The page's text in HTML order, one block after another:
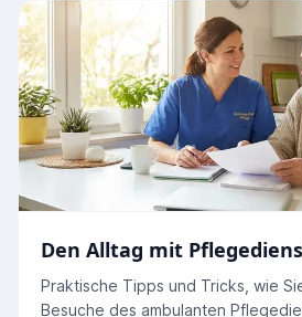
Den Alltag mit
Praktische Tipps und Tricks, wie
Besuche des ambulanten